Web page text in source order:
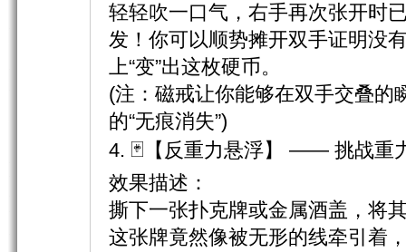
轻轻吹一口气，右手再次张开
发！你可以顺势摊开双手证明没
上“变”出这枚硬币。
(注：磁戒让你能够在双手交叠的
的“无痕消失”)
4. 🃏【反重力悬浮】 —— 挑战重
效果描述：
撕下一张扑克牌或金属酒盖，将
这张牌竟然像被无形的线牵引着